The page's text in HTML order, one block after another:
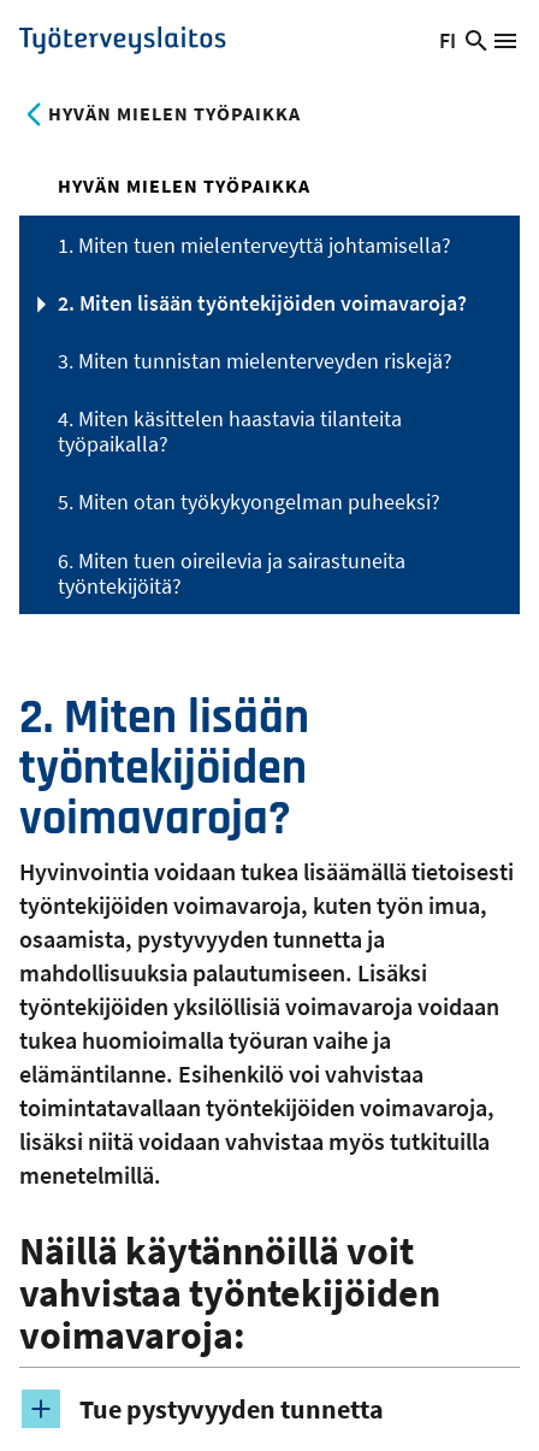
Hyppää
pääsisältöön
Työterveyslaitos
Vaihda
FI
Hae
HYVÄN MIELEN TYÖPAIKKA
2. Miten lisään
työntekijöiden
voimavaroja?
Hyvinvointia voidaan tukea lisäämällä tietoisesti
työntekijöiden voimavaroja, kuten työn imua,
osaamista, pystyvyyden tunnetta ja
mahdollisuuksia palautumiseen. Lisäksi
työntekijöiden yksilöllisiä voimavaroja voidaan
tukea huomioimalla työuran vaihe ja
elämäntilanne. Esihenkilö voi vahvistaa
toimintatavallaan työntekijöiden voimavaroja,
lisäksi niitä voidaan vahvistaa myös tutkituilla
menetelmillä.
Näillä käytännöillä voit
vahvistaa työntekijöiden
voimavaroja:
Tue pystyvyyden tunnetta
HYVÄN MIELEN TYÖPAIKKA
1. Miten tuen mielenterveyttä johtamisella?
2. Miten lisään työntekijöiden voimavaroja?
3. Miten tunnistan mielenterveyden riskejä?
4. Miten käsittelen haastavia tilanteita
työpaikalla?
5. Miten otan työkykyongelman puheeksi?
6. Miten tuen oireilevia ja sairastuneita
työntekijöitä?